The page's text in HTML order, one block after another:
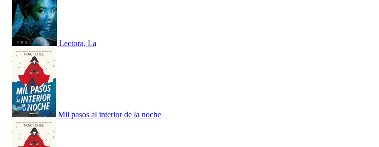
Lectora, La
Mil pasos al interior de la noche